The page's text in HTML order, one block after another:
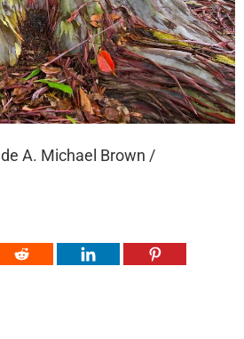
de A. Michael Brown /